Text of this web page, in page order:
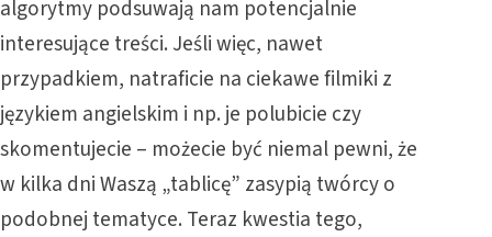
algorytmy podsuwają nam potencjalnie
interesujące treści. Jeśli więc, nawet
przypadkiem, natraficie na ciekawe filmiki z
językiem angielskim i np. je polubicie czy
skomentujecie – możecie być niemal pewni, że
w kilka dni Waszą „tablicę” zasypią twórcy o
podobnej tematyce. Teraz kwestia tego,